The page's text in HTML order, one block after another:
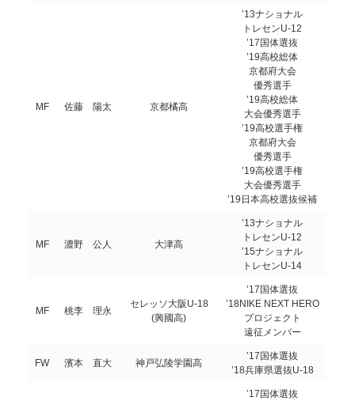
MF 佐藤 陽太 京都橘高
’13ナショナル
トレセンU-12
’17国体選抜
’19高校総体
京都府大会
優秀選手
’19高校総体
大会優秀選手
’19高校選手権
京都府大会
優秀選手
’19高校選手権
大会優秀選手
’19日本高校選抜候補
MF 濃野 公人 大津高
’13ナショナル
トレセンU-12
’15ナショナル
トレセンU-14
MF 桃李 理永
セレッソ大阪U-18
(興國高)
’17国体選抜
’18NIKE NEXT HERO
プロジェクト
遠征メンバー
FW 濱本 直大 神戸弘陵学園高
’17国体選抜
’18兵庫県選抜U-18
’17国体選抜